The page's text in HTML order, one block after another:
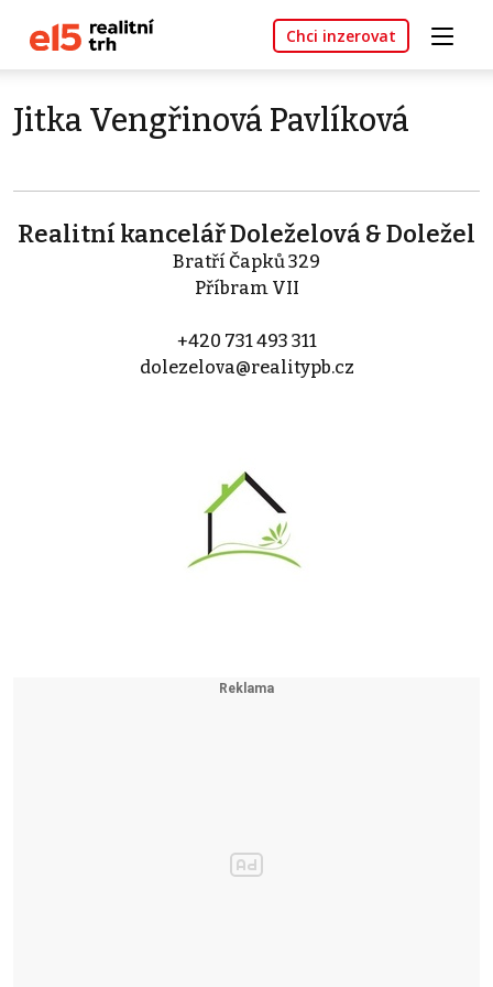
Chci inzerovat
Jitka Vengřinová Pavlíková
Realitní kancelář Doleželová & Doležel
Bratří Čapků 329
Příbram VII
+420 731 493 311
dolezelova@realitypb.cz